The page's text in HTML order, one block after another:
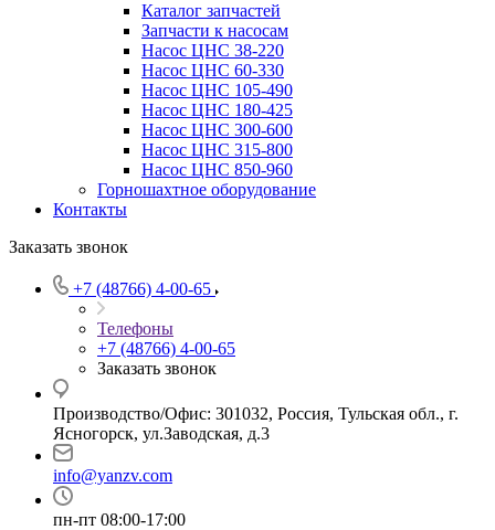
Каталог запчастей
Запчасти к насосам
Насос ЦНС 38-220
Насос ЦНС 60-330
Насос ЦНС 105-490
Насос ЦНС 180-425
Насос ЦНС 300-600
Насос ЦНС 315-800
Насос ЦНС 850-960
Горношахтное оборудование
Контакты
Заказать звонок
+7 (48766) 4-00-65
Телефоны
+7 (48766) 4-00-65
Заказать звонок
Производство/Офис: 301032, Россия, Тульская обл., г.
Ясногорск, ул.Заводская, д.3
info@yanzv.com
пн-пт 08:00-17:00